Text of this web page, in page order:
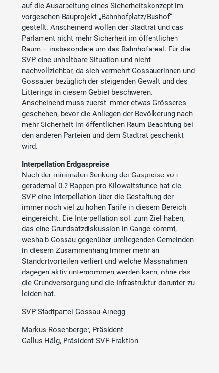
auf die Ausarbeitung eines Sicherheitskonzept im
vorgesehen Bauprojekt „Bahnhofplatz/Bushof“
gestellt. Anscheinend wollen der Stadtrat und das
Parlament nicht mehr Sicherheit im öffentlichen
Raum – insbesondere um das Bahnhofareal. Für die
SVP eine unhaltbare Situation und nicht
nachvollziehbar, da sich vermehrt Gossauerinnen und
Gossauer bezüglich der steigenden Gewalt und des
Litterings in diesem Gebiet beschweren.
Anscheinend muss zuerst immer etwas Grösseres
geschehen, bevor die Anliegen der Bevölkerung nach
mehr Sicherheit im öffentlichen Raum Beachtung bei
den anderen Parteien und dem Stadtrat geschenkt
wird.
Interpellation Erdgaspreise
Nach der minimalen Senkung der Gaspreise von
gerademal 0.2 Rappen pro Kilowattstunde hat die
SVP eine Interpellation über die Gestaltung der
immer noch viel zu hohen Tarife in diesem Bereich
eingereicht. Die Interpellation soll zum Ziel haben,
das eine Grundsatzdiskussion in Gange kommt,
weshalb Gossau gegenüber umliegenden Gemeinden
in diesem Zusammenhang immer mehr an
Standortvorteilen verliert und welche Massnahmen
dagegen aktiv unternommen werden kann, ohne das
die Grundversorgung und die Infrastruktur darunter zu
leiden hat.
SVP Stadtpartei Gossau-Arnegg
Markus Rosenberger, Präsident
Gallus Hälg, Präsident SVP-Fraktion